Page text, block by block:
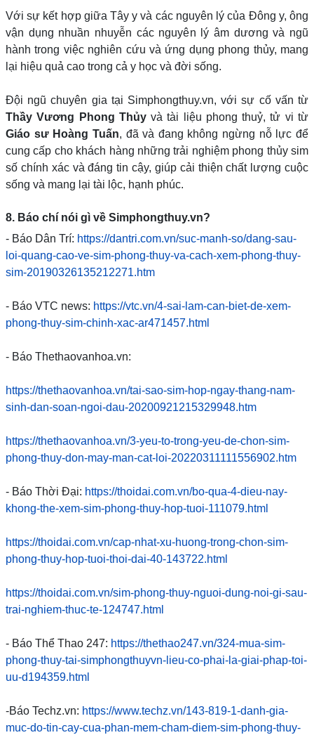
Với sự kết hợp giữa Tây y và các nguyên lý của Đông y, ông
vận dụng nhuần nhuyễn các nguyên lý âm dương và ngũ
hành trong việc nghiên cứu và ứng dụng phong thủy, mang
lại hiệu quả cao trong cả y học và đời sống.
Đội ngũ chuyên gia tại Simphongthuy.vn, với sự cố vấn từ
Thầy Vương Phong Thủyvà tài liệu phong thuỷ, tử vi từ
Giáo sư Hoàng Tuấn, đã và đang không ngừng nỗ lực để
cung cấp cho khách hàng những trải nghiệm phong thủy sim
số chính xác và đáng tin cậy, giúp cải thiện chất lượng cuộc
sống và mang lại tài lộc, hạnh phúc.
8. Báo chí nói gì về Simphongthuy.vn?
- Báo Dân Trí: https://dantri.com.vn/suc-manh-so/dang-sau-
loi-quang-cao-ve-sim-phong-thuy-va-cach-xem-phong-thuy-
sim-20190326135212271.htm
- Báo VTC news: https://vtc.vn/4-sai-lam-can-biet-de-xem-
phong-thuy-sim-chinh-xac-ar471457.html
- Báo Thethaovanhoa.vn:
https://thethaovanhoa.vn/tai-sao-sim-hop-ngay-thang-nam-
sinh-dan-soan-ngoi-dau-20200921215329948.htm
https://thethaovanhoa.vn/3-yeu-to-trong-yeu-de-chon-sim-
phong-thuy-don-may-man-cat-loi-20220311111556902.htm
- Báo Thời Đại: https://thoidai.com.vn/bo-qua-4-dieu-nay-
khong-the-xem-sim-phong-thuy-hop-tuoi-111079.html
https://thoidai.com.vn/cap-nhat-xu-huong-trong-chon-sim-
phong-thuy-hop-tuoi-thoi-dai-40-143722.html
https://thoidai.com.vn/sim-phong-thuy-nguoi-dung-noi-gi-sau-
trai-nghiem-thuc-te-124747.html
- Báo Thể Thao 247: https://thethao247.vn/324-mua-sim-
phong-thuy-tai-simphongthuyvn-lieu-co-phai-la-giai-phap-toi-
uu-d194359.html
-Báo Techz.vn: https://www.techz.vn/143-819-1-danh-gia-
muc-do-tin-cay-cua-phan-mem-cham-diem-sim-phong-thuy-